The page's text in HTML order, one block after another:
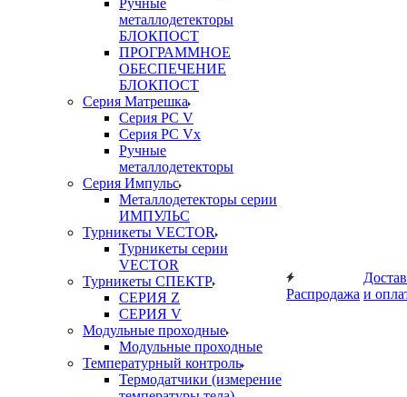
Ручные
металлодетекторы
БЛОКПОСТ
ПРОГРАММНОЕ
ОБЕСПЕЧЕНИЕ
БЛОКПОСТ
Серия Матрешка
Серия PC V
Серия PC Vx
Ручные
металлодетекторы
Серия Импульс
Металлодетекторы серии
ИМПУЛЬС
Турникеты VECTOR
Турникеты серии
VECTOR
Турникеты СПЕКТР
СЕРИЯ Z
СЕРИЯ V
Модульные проходные
Модульные проходные
Температурный контроль
Термодатчики (измерение
Распродажа и